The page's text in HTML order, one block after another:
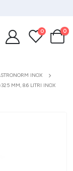
0 0
INOX
MM, 8.6 LITRI INOX